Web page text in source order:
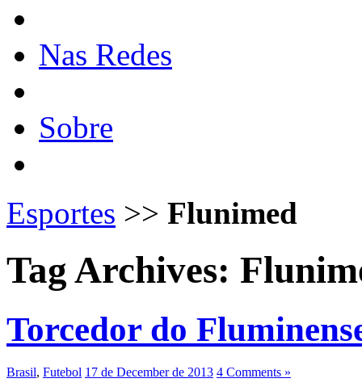
Nas Redes
Sobre
Esportes >> Flunimed
Tag Archives:
Torcedor do
Brasil, Futebol 17 de December de 2013 4 Comments »